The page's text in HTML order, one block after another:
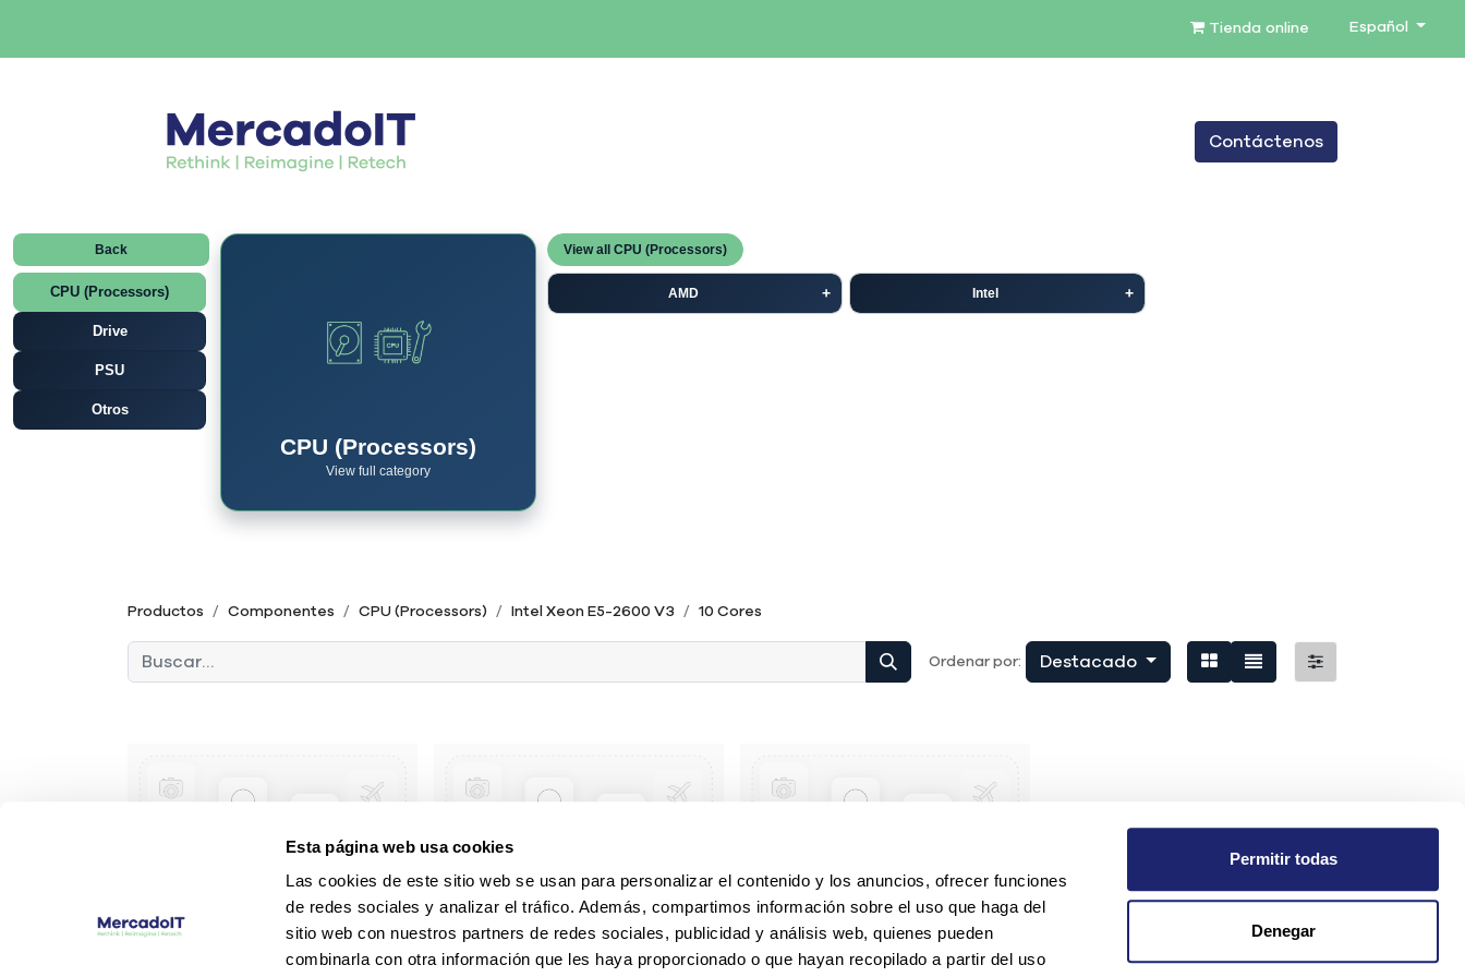
Esta página web usa cookies
Las cookies de este sitio web se usan para personalizar el contenido y los anuncios, ofrecer funciones
de redes sociales y analizar el tráfico. Además, compartimos información sobre el uso que haga del
sitio web con nuestros partners de redes sociales, publicidad y análisis web, quienes pueden
combinarla con otra información que les haya proporcionado o que hayan recopilado a partir del uso
Permitir todas
Denegar
Tienda online Español
BLOG
Contáctenos
Back
CPU (Processors)
Drive
PSU
Otros
CPU (Processors)
View full category
View all CPU (Processors)
AMD Intel
Productos Componentes CPU (Processors) Intel Xeon E5-2600 V3 10 Cores
Ordenar por: Destacado